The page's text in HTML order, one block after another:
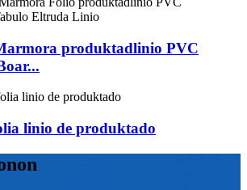
produktadlinio PVC
linio de produktado